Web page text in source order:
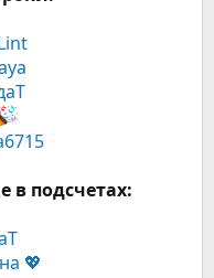
в подсчетах:
💖